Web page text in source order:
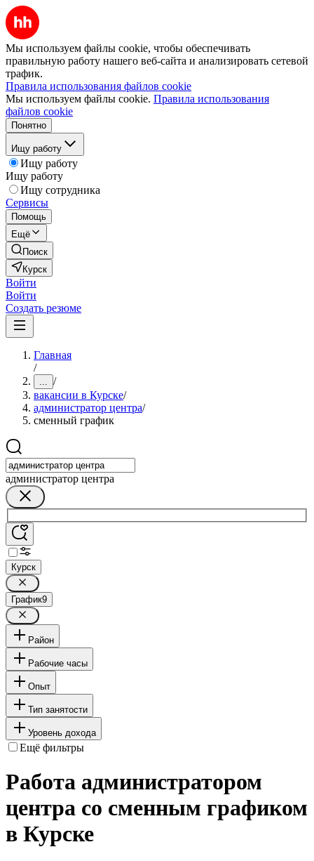
Мы используем файлы cookie, чтобы обеспечивать
правильную работу нашего веб-сайта и анализировать сетевой
трафик.
Правила использования файлов cookie
Мы используем файлы cookie. Правила использования
файлов cookie
Понятно
Ищу работу
Ищу работу
Ищу работу
Ищу сотрудника
Сервисы
Помощь
Ещё
Поиск
Курск
Войти
Войти
Создать резюме
Главная
/
... /
вакансии в Курске/
администратор центра/
сменный график
администратор центра
Курск
График9
Район
Рабочие часы
Опыт
Тип занятости
Уровень дохода
Ещё фильтры
Работа администратором
центра со сменным графиком
в Курске